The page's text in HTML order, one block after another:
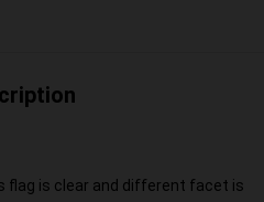
flag is clear and different facet is